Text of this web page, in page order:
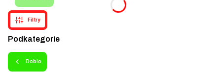
Filtry
Podkategorie
Doblo